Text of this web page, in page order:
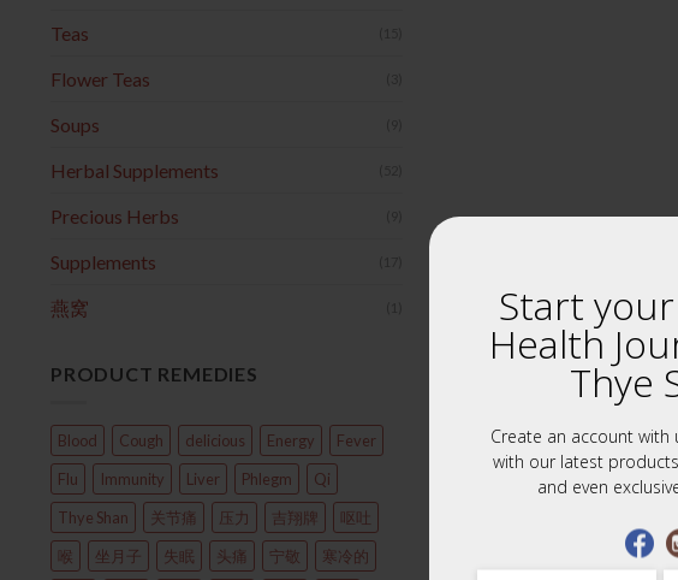
Teas
Flower Teas
Soups
Herbal Supplements
Precious Herbs
Supplements
燕窝
PRODUCT REMEDIES
Blood Cough delicious Energy
Fever
Flu
Immunity Liver Phlegm
Qi
Thye Shan
关节痛 压力 吉翔牌
呕吐
喉
坐月子 失眠 头痛 宁敬
寒冷的
Start
Health
Thye
Create an account
with our latest
and even